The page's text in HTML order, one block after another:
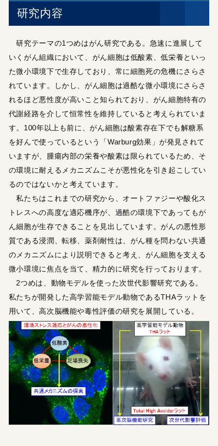
研究内容
研究テーマの1つめはがん研究である。急速に進展して
いくがん組織において、がん細胞は低酸素、低栄養といっ
た微小環境下で生存しており、常に細胞死の危機にさらさ
れています。しかし、がん細胞は過酷な微小環境にさらさ
れるほど悪性度が高いこと知られており、がん細胞特有の
代謝経路を介して恒常性を維持していると考えられていま
す。100年以上も前に、がん細胞は酸素存在下でも解糖系
を好んで使っているという「Warburg効果」が発見されて
いますが、腫瘍内部の栄養や酸素は限られているため、そ
の環境に耐えるメカニズムこそが悪性化を引き起こしてい
るのではないかと考えています。
私たちはこれまでの研究から、オートファジーや酸化ス
トレスへの高度な適応機序が、過酷の環境下であってもが
ん細胞が生存できることを見出しています。がんの悪性形
質である浸潤、転移、薬剤耐性は、がん種を問わない共通
のメカニズムにより説明できると考え、がん細胞を支える
微小環境に焦点を当て、精力的に研究を行っております。
2つめは、動物モデルを使った次世代影響研究である。
私たちが開発した高学習能モデル動物であるTHAラットを
用いて、高次脳機能や毒性評価の研究を展開している。